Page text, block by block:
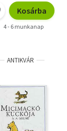
Kosárba
4 - 6 munkanap
ANTIKVÁR